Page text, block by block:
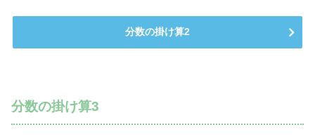
分数の掛け算2
分数の掛け算3